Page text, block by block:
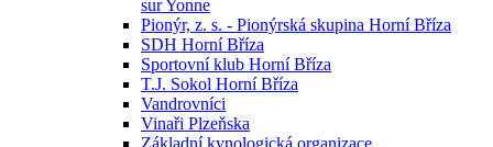
sur Yonne
Pionýr, z. s. - Pionýrská skupina Horní Bříza
SDH Horní Bříza
Sportovní klub Horní Bříza
T.J. Sokol Horní Bříza
Vandrovníci
Vinaři Plzeňska
Základní kynologická organizace